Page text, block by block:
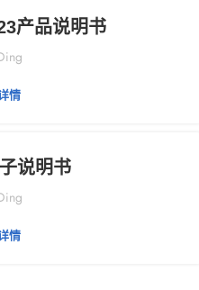
产品说明书
情
说明书
情